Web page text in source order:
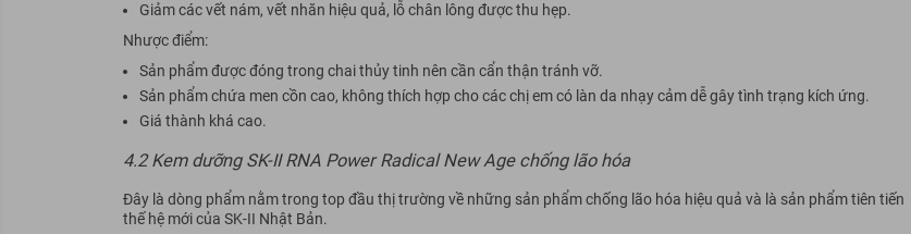
Giảm các vết nám, vết nhăn hiệu quả, lỗ chân lông được thu hẹp.
Nhược điểm:
Sản phẩm được đóng trong chai thủy tinh nên cần cẩn thận tránh vỡ.
Sản phẩm chứa men cồn cao, không thích hợp cho các chị em có làn da nhạy cảm dễ gây tình trạng kích ứng.
Giá thành khá cao.
4.2 Kem dưỡng SK-II RNA Power Radical New Age chống lão hóa
Đây là dòng phẩm nằm trong top đầu thị trường về những sản phẩm chống lão hóa hiệu quả và là sản phẩm tiên tiến
thế hệ mới của SK-II Nhật Bản.